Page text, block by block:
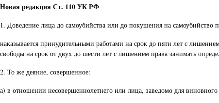
Новая редакция Ст. 110 УК РФ
1. Доведение лица до самоубийства или до покушения на самоубийство
наказывается принудительными работами на срок до пяти лет с
свободы на срок от двух до шести лет с лишением права занимать
2. То же деяние, совершенное:
а) в отношении несовершеннолетнего или лица, заведомо для